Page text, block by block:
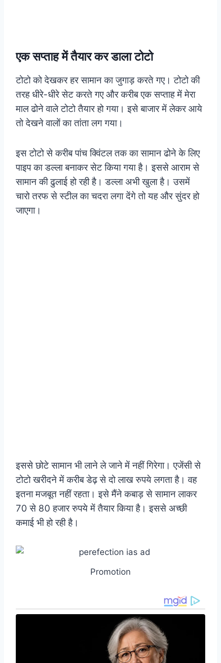
एक सप्ताह में तैयार कर डाला टोटो
टोटो को देखकर हर सामान का जुगाड़ करते गए। टोटो की
तरह धीरे-धीरे सेट करते गए और करीब एक सप्ताह में मेरा
माल ढोने वाले टोटो तैयार हो गया। इसे बाजार में लेकर आये
तो देखने वालों का तांता लग गया।
इस टोटो से करीब पांच क्विंटल तक का सामान ढोने के लिए
पाइप का डल्ला बनाकर सेट किया गया है।इससे आराम से
सामान की ढुलाई हो रही है। डल्ला अभी खुला है। उसमें
चारो तरफ से स्टील का चदरा लगा देंगे तो यह और सुंदर हो
जाएगा।
इससे छोटे सामान भी लाने ले जाने में नहीं गिरेगा। एजेंसी से
टोटो खरीदने में करीब डेढ़ से दो लाख रुपये लगता है। वह
इतना मजबूत नहीं रहता। इसे मैंने कबाड़ से सामान लाकर
70 से 80 हजार रुपये में तैयार किया है। इससे अच्छी
कमाई भी हो रही है।
Promotion